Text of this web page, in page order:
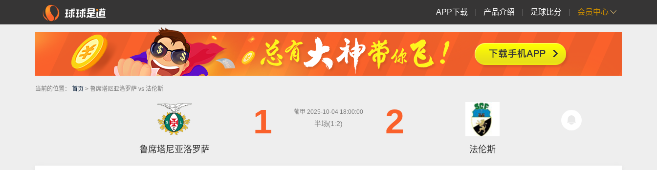
APP下载 产品介绍 足球比分 会员中心
当前的位置： 首页 > 鲁席塔尼亚洛罗萨 vs 法伦斯
鲁席塔尼亚洛罗萨
1 2
葡甲 2025-10-04 18:00:00
半场(1:2)
法伦斯